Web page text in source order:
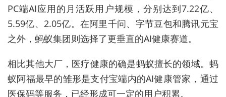
PC端AI应用的月活跃用户规模，分别达到7.22亿、
5.59亿、2.05亿。 在阿里千问、字节豆包和腾讯元宝
之外，蚂蚁集团则选择了更垂直的AI健康赛道。
相比其他大厂，医疗健康的确是蚂蚁擅长的领域。蚂
蚁阿福最早的雏形是支付宝端内的AI健康管家，通过
医保码等服务，已经形成可一定的用户积累。